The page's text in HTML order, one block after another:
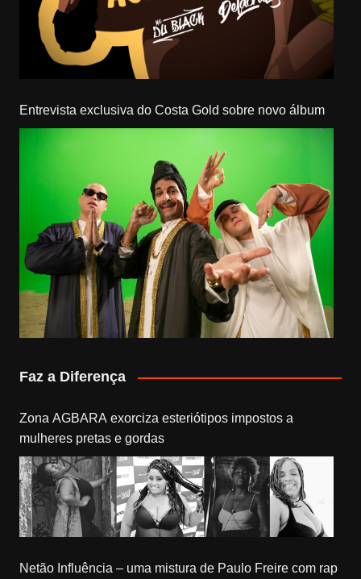
Entrevista exclusiva do Costa Gold sobre novo álbum
Faz a Diferença
Zona AGBARA exorciza esteriótipos impostos a
mulheres pretas e gordas
Netão Influência – uma mistura de Paulo Freire com rap